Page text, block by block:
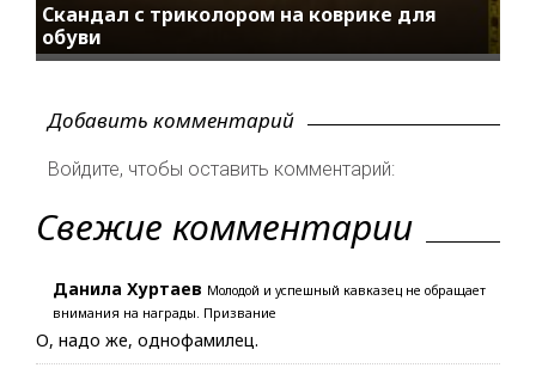
Скандал с триколором на коврике для
обуви
Добавить комментарий
Войдите, чтобы оставить комментарий:
Свежие комментарии
Данила Хуртаев Молодой и успешный кавказец не обращает
внимания на награды. Призвание
О, надо же, однофамилец.